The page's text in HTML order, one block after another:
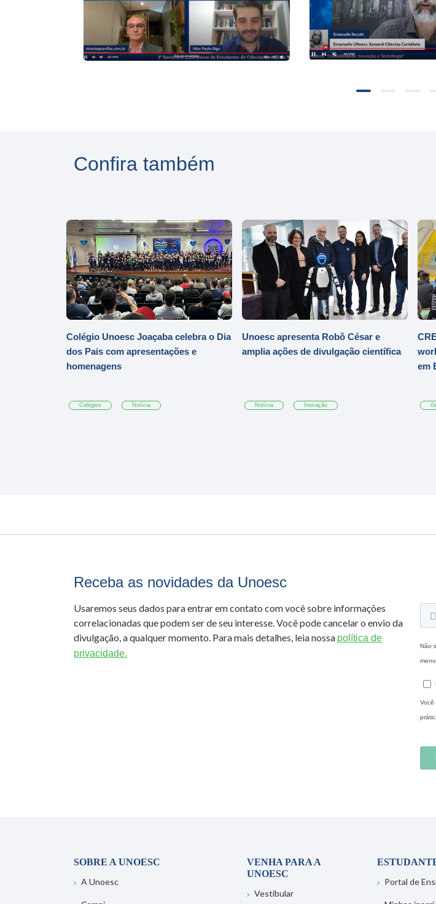
Confira também
Colégio Unoesc Joaçaba celebra o Dia
dos Pais com apresentações e
homenagens
Colégios Notícia
Unoesc apresenta Robô César e
amplia ações de divulgação científica
Notícia Inovação
em
Receba as novidades da Unoesc
Usaremos seus dados para entrar em contato com você sobre informações
correlacionadas que podem ser de seu interesse. Você pode cancelar o envio da
divulgação, a qualquer momento. Para mais detalhes, leia nossa política de
privacidade.
SOBRE A UNOESC
A Unoesc
VENHA PARA A
UNOESC
Vestibular
Portal de